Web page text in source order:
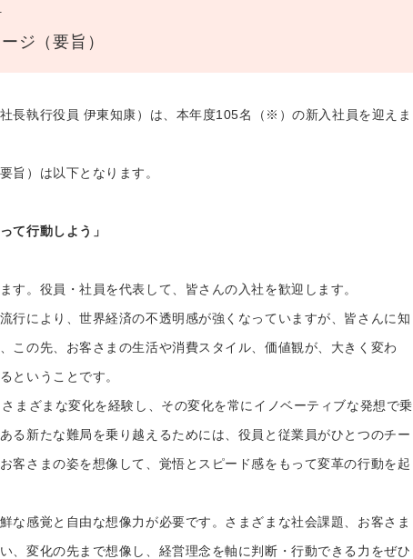
ス
よくあるご質問
ジ（要旨）
長執行役員 伊東知康）は、本年度105名（※）の新入社員を迎えま
旨）は以下となります。
て行動しよう」
す。役員・社員を代表して、皆さんの入社を歓迎します。
行により、世界経済の不透明感が強くなっていますが、皆さんに知
この先、お客さまの生活や消費スタイル、価値観が、大きく変わ
ということです。
まざまな変化を経験し、その変化を常にイノベーティブな発想で乗
る新たな難局を乗り越えるためには、役員と従業員がひとつのチー
客さまの姿を想像して、覚悟とスピード感をもって変革の行動を起
な感覚と自由な想像力が必要です。さまざまな社会課題、お客さま
、変化の先まで想像し、経営理念を軸に判断・行動できる力をぜひ